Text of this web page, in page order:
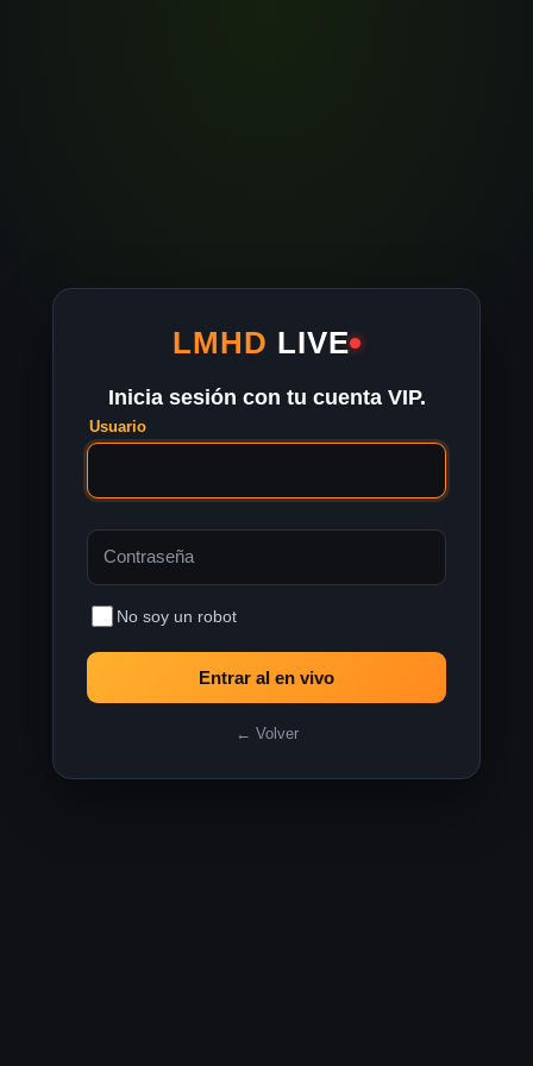
LMHD LIVE
Inicia sesión con tu cuenta VIP.
Usuario
Contraseña
No soy un robot
Entrar al en vivo
← Volver